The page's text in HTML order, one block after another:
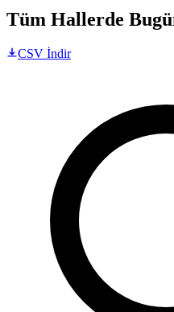
Tüm Hallerde
CSV İndir